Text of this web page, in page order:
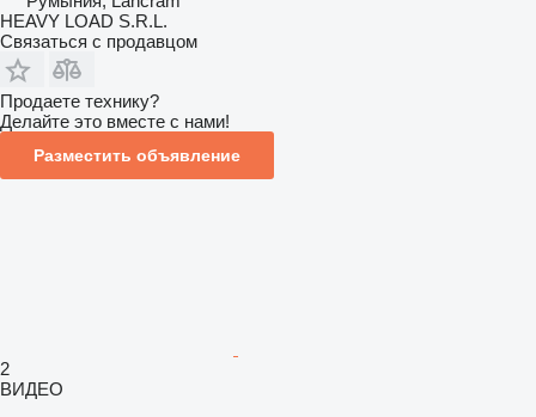
HEAVY LOAD S.R.L.
Связаться с продавцом
Продаете технику?
Делайте это вместе с нами!
Разместить объявление
2
ВИДЕО